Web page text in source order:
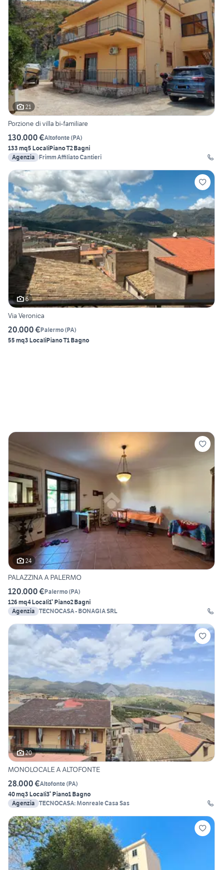
21
Porzione di villa bi-familiare
130.000 €Altofonte(PA)
133 mq5 LocaliPiano T2 Bagni
Agenzia
Frimm Affiliato Cantieri
6
Via Veronica
20.000 €Palermo(PA)
55 mq3 LocaliPiano T1 Bagno
24
PALAZZINA A PALERMO
120.000 €Palermo(PA)
126 mq4 Locali1° Piano2 Bagni
Agenzia TECNOCASA - BONAGIA SRL
20
MONOLOCALE A ALTOFONTE
28.000 €Altofonte(PA)
40 mq3 Locali3° Piano1 Bagno
Agenzia TECNOCASA: Monreale Casa Sas